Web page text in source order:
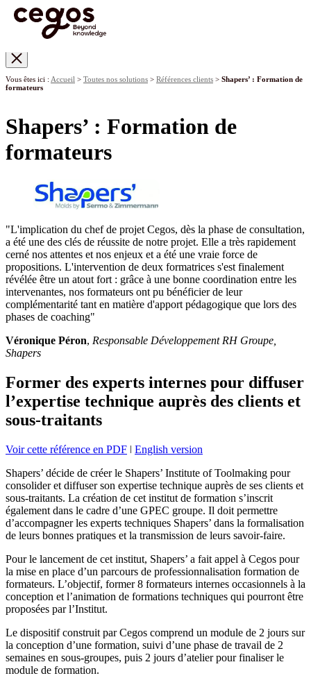
Vous êtes ici : Accueil > Toutes nos solutions > Références clients > Shapers’ : Formation de
formateurs
Shapers’ : Formation de
formateurs
"L'implication du chef de projet Cegos, dès la phase de consultation,
a été une des clés de réussite de notre projet. Elle a très rapidement
cerné nos attentes et nos enjeux et a été une vraie force de
propositions. L'intervention de deux formatrices s'est finalement
révélée être un atout fort : grâce à une bonne coordination entre les
intervenantes, nos formateurs ont pu bénéficier de leur
complémentarité tant en matière d'apport pédagogique que lors des
phases de coaching"
Véronique Péron, Responsable Développement RH Groupe,
Shapers
Former des experts internes pour diffuser
l’expertise technique auprès des clients et
sous-traitants
Voir cette référence en PDF ǀ English version
Shapers’ décide de créer le Shapers’ Institute of Toolmaking pour
consolider et diffuser son expertise technique auprès de ses clients et
sous-traitants. La création de cet institut de formation s’inscrit
également dans le cadre d’une GPEC groupe. Il doit permettre
d’accompagner les experts techniques Shapers’ dans la formalisation
de leurs bonnes pratiques et la transmission de leurs savoir-faire.
Pour le lancement de cet institut, Shapers’ a fait appel à Cegos pour
la mise en place d’un parcours de professionnalisation formation de
formateurs. L’objectif, former 8 formateurs internes occasionnels à la
conception et l’animation de formations techniques qui pourront être
proposées par l’Institut.
Le dispositif construit par Cegos comprend un module de 2 jours sur
la conception d’une formation, suivi d’une phase de travail de 2
semaines en sous-groupes, puis 2 jours d’atelier pour finaliser le
module de formation.